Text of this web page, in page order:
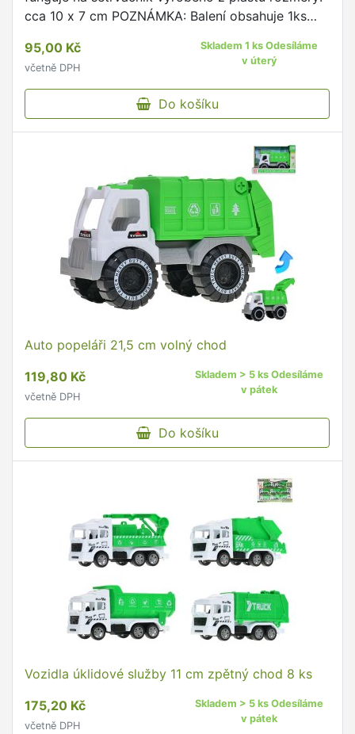
cca 10 x 7 cm POZNÁMKA: Balení obsahuje 1ks
95,00 Kč
včetně DPH
Skladem 1 ks Odesíláme
v úterý
Do košíku
Auto popeláři 21,5 cm volný chod
119,80 Kč
včetně DPH
Skladem > 5 ks Odesíláme
v pátek
Do košíku
Vozidla úklidové služby 11 cm zpětný chod 8 ks
175,20 Kč
včetně DPH
Skladem > 5 ks Odesíláme
v pátek